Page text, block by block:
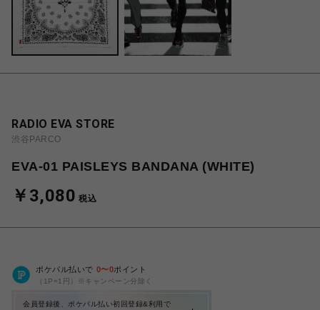
RADIO EVA STORE
渋谷PARCO
EVA-01 PAISLEYS BANDANA (WHITE)
￥3,080 税込
ポケパル払いで 0〜0ポイント
（1P=1円）※キャンペーン分除く
会員登録後、ポケパル払い初回登録&利用で